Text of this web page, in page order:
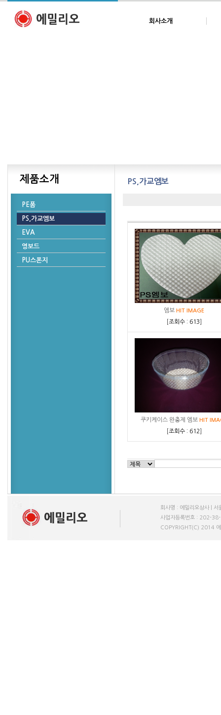
회사소개
제품소개
PE폼
PS,가교엠보
EVA
영보드
PU스폰지
PS,가교엠보
엠보 HIT IMAGE
조회수 : 613
쿠키케이스 완충제 엠보 HIT
조회수 : 612
회사명 : 에밀리오상사 |
사업자등록번호 : 202-
COPYRIGHT(C) 2014 에